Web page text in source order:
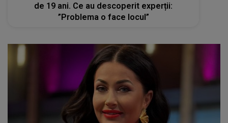
de 19 ani. Ce au descoperit experții:
”Problema o face locul”